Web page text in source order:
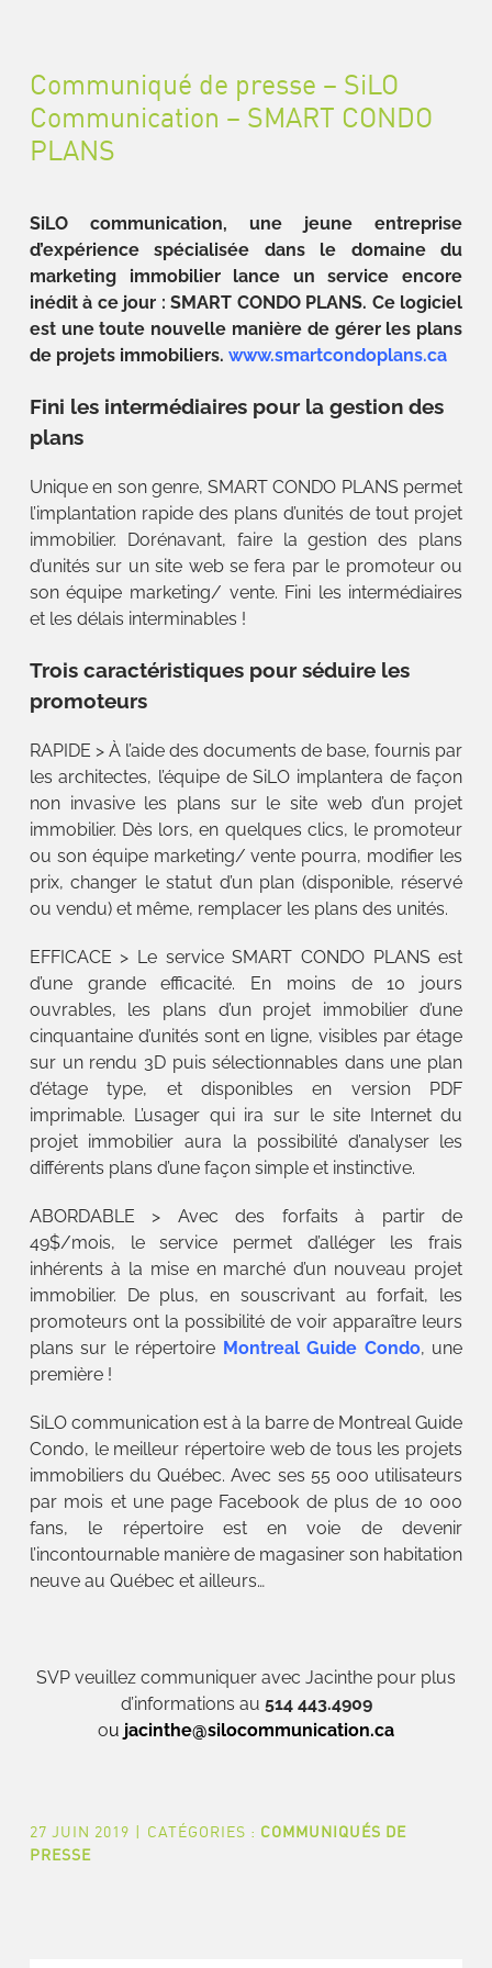
Communiqué de presse – SiLO
Communication – SMART CONDO
PLANS
SiLO communication, une jeune entreprise
d’expérience spécialisée dans le domaine du
marketing immobilier lance un service encore
inédit à ce jour : SMART CONDO PLANS. Ce logiciel
est une toute nouvelle manière de gérer les plans
de projets immobiliers. www.smartcondoplans.ca
Fini les intermédiaires pour la gestion des
plans
Unique en son genre, SMART CONDO PLANS permet
l’implantation rapide des plans d’unités de tout projet
immobilier. Dorénavant, faire la gestion des plans
d’unités sur un site web se fera par le promoteur ou
son équipe marketing/ vente. Fini les intermédiaires
et les délais interminables !
Trois caractéristiques pour séduire les
promoteurs
RAPIDE > À l’aide des documents de base, fournis par
les architectes, l’équipe de SiLO implantera de façon
non invasive les plans sur le site web d’un projet
immobilier. Dès lors, en quelques clics, le promoteur
ou son équipe marketing/ vente pourra, modifier les
prix, changer le statut d’un plan (disponible, réservé
ou vendu) et même, remplacer les plans des unités.
EFFICACE > Le service SMART CONDO PLANS est
d’une grande efficacité. En moins de 10 jours
ouvrables, les plans d’un projet immobilier d’une
cinquantaine d’unités sont en ligne, visibles par étage
sur un rendu 3D puis sélectionnables dans une plan
d’étage type, et disponibles en version PDF
imprimable. L’usager qui ira sur le site Internet du
projet immobilier aura la possibilité d’analyser les
différents plans d’une façon simple et instinctive.
ABORDABLE > Avec des forfaits à partir de
49$/mois, le service permet d’alléger les frais
inhérents à la mise en marché d’un nouveau projet
immobilier. De plus, en souscrivant au forfait, les
promoteurs ont la possibilité de voir apparaître leurs
plans sur le répertoire Montreal Guide Condo, une
première !
SiLO communication est à la barre de Montreal Guide
Condo, le meilleur répertoire web de tous les projets
immobiliers du Québec. Avec ses 55 000 utilisateurs
par mois et une page Facebook de plus de 10 000
fans, le répertoire est en voie de devenir
l’incontournable manière de magasiner son habitation
neuve au Québec et ailleurs…
SVP veuillez communiquer avec Jacinthe pour plus
d’informations au 514 443.4909
ou jacinthe@silocommunication.ca
27 JUIN 2019 | CATÉGORIES : COMMUNIQUÉS DE
PRESSE